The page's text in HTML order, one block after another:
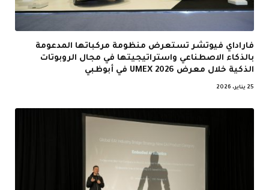
فاراداي فيوتشر تستعرض منظومة مركباتها المدعومة
بالذكاء الاصطناعي واستراتيجيتها في مجال الروبوتات
الذكية خلال معرض UMEX 2026 في أبوظبي
25 يناير، 2026